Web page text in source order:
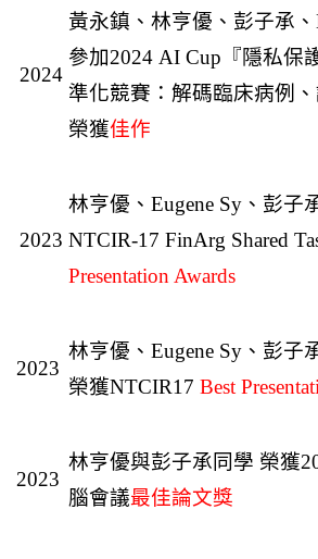
2024
黃永鎮、林亨優、彭子承、
參加2024 AI Cup『隱私保
準化競賽：解碼臨床病例、
榮獲佳作
2023
林亨優、Eugene Sy、彭子
NTCIR-17 FinArg Shared
Presentation Awards
2023
林亨優、Eugene Sy、彭子
榮獲NTCIR17 Best
2023
林亨優與彭子承同學 榮獲
腦會議最佳論文獎